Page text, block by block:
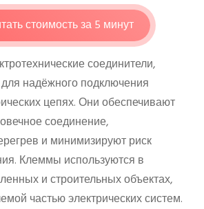
стоимость за 5 минут
соединители,
надёжного подключения
цепях. Они обеспечивают
соединение,
и минимизируют риск
Клеммы используются в
и строительных объектах,
частью электрических систем.